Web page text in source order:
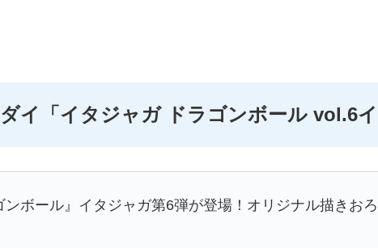
イ 「イタジャガ ドラゴンボール vol.6
ンボール』イタジャガ第6弾が登場！オリジナル描き